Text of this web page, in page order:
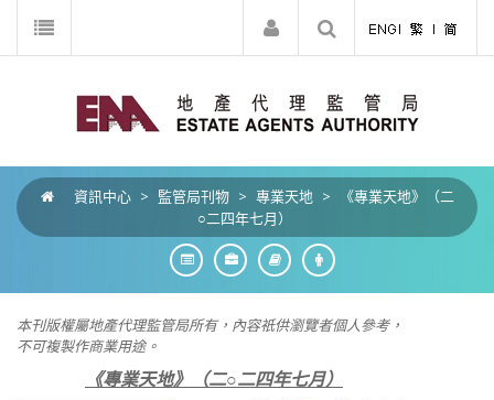
資訊中心 > 監管局刊物 > 專業天地 >
《專業天地》（二
○二四年七月）
本刊版權屬地產代理監管局所有，內容祇供瀏覽者個人參考，
不可複製作商業用途。
《專業天地》（二○二四年七月）